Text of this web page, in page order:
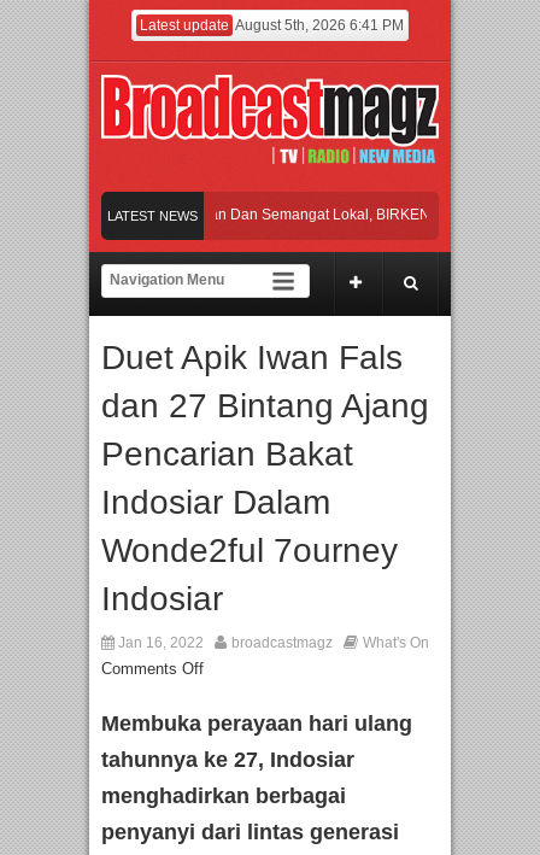
Latest update August 5th, 2026 6:41 PM
LATEST NEWS
Perpaduan Warisan Dan Semangat Lokal, BIRKENSTOCK INDONESIA
UT School, PTBA, dan Kamaju Tingkatkan Kualitas SDM melalui Basic
Eksklusif Pemain Sinetron Biarkan Hati Bicara, Febby Rastanty,
Perpaduan Warisan Dan Semangat Lokal, BIRKENSTOCK INDONESIA
Duet Apik Iwan Fals
dan 27 Bintang Ajang
Pencarian Bakat
Indosiar Dalam
Wonde2ful 7ourney
Indosiar
Jan 16, 2022 broadcastmagz What's On
Comments Off
Membuka perayaan hari ulang
tahunnya ke 27, Indosiar
menghadirkan berbagai
penyanyi dari lintas generasi